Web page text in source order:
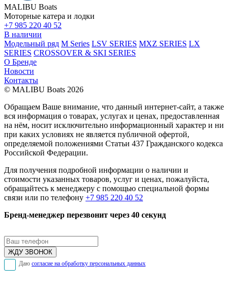
MALIBU Boats
Моторные катера и лодки
+7 985 220 40 52
В наличии
Модельный ряд M Series LSV SERIES MXZ SERIES LX
SERIES CROSSOVER & SKI SERIES
О Бренде
Новости
Контакты
© MALIBU Boats 2026
Обращаем Ваше внимание, что данный интернет-сайт, а также
вся информация о товарах, услугах и ценах, предоставленная
на нём, носит исключительно информационный характер и ни
при каких условиях не является публичной офертой,
определяемой положениями Статьи 437 Гражданского кодекса
Российской Федерации.
Для получения подробной информации о наличии и
стоимости указанных товаров, услуг и ценах, пожалуйста,
обращайтесь к менеджеру с помощью специальной формы
связи или по телефону +7 985 220 40 52
Бренд-менеджер перезвонит через 40 секунд
Даю согласие на обработку персональных данных